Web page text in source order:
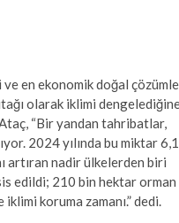
ve en ekonomik doğal
olarak iklimi
“Bir yandan tahribatlar,
2024 yılında bu miktar
artıran nadir ülkelerden biri
edildi; 210 bin hektar orman
koruma zamanı.” dedi.